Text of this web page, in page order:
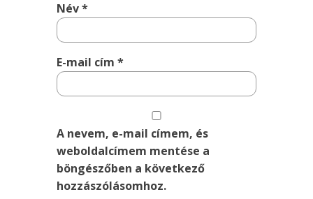
Név*
E-mail cím*
A nevem, e-mail címem, és
weboldalcímem mentése a
böngészőben a következő
hozzászólásomhoz.